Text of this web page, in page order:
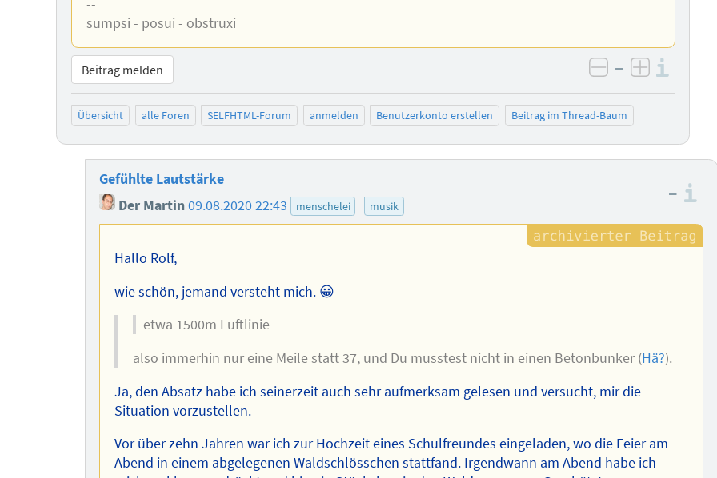
--
sumpsi - posui - obstruxi
Beitrag melden negativ
– positiv
Übersicht alle Foren SELFHTML-Forum anmelden Benutzerkonto erstellen Beitrag im Thread-Baum
Gefühlte Lautstärke
Der Martin09.08.2020 22:43 menschelei musik
–
Hallo Rolf,
wie schön, jemand versteht mich. 😀
etwa 1500m Luftlinie
also immerhin nur eine Meile statt 37, und Du musstest nicht in einen Betonbunker (Hä?).
Ja, den Absatz habe ich seinerzeit auch sehr aufmerksam gelesen und versucht, mir die
Situation vorzustellen.
Vor über zehn Jahren war ich zur Hochzeit eines Schulfreundes eingeladen, wo die Feier am
Abend in einem abgelegenen Waldschlösschen stattfand. Irgendwann am Abend habe ich